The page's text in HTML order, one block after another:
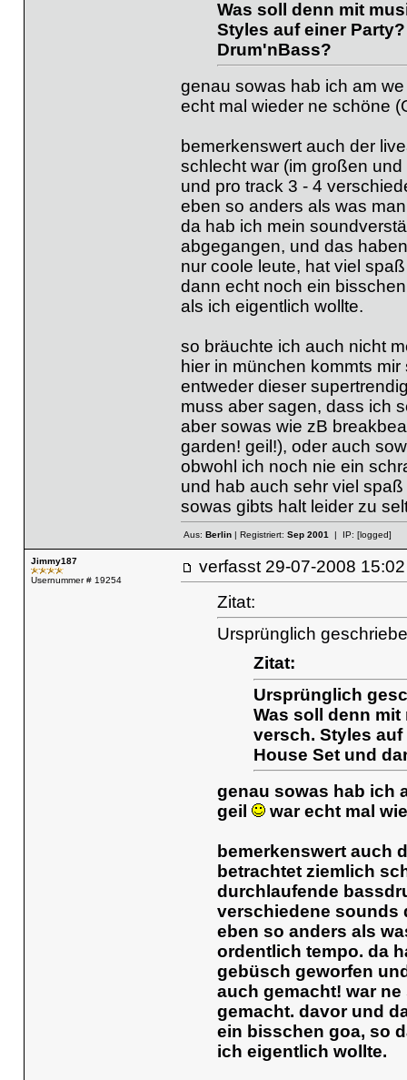
Was soll denn mit
Styles auf einer
Drum'nBass?
genau sowas hab ich am
echt mal wieder ne schöne
bemerkenswert auch der
schlecht war (im großen
und pro track 3 - 4
eben so anders als was
da hab ich mein
abgegangen, und das
nur coole leute, hat viel
dann echt noch ein
als ich eigentlich wollte.
so bräuchte ich auch nicht
hier in münchen kommts
entweder dieser
muss aber sagen, dass ich
aber sowas wie zB
garden! geil!), oder auch
obwohl ich noch nie ein
und hab auch sehr viel
sowas gibts halt leider zu
Aus: Berlin| Registriert: Sep 2001| IP: [logged]
Jimmy187
Usernummer # 19254
verfasst 29-07-2008
Zitat:
Ursprünglich
Zitat:
Ursprünglich
Was soll denn
versch. Styles
House Set und
genau sowas hab ich
geil
war echt mal
bemerkenswert auch
betrachtet ziemlich
durchlaufende
verschiedene sounds
eben so anders als
ordentlich tempo. da
gebüsch geworfen
auch gemacht! war
gemacht. davor und
ein bisschen goa, so
ich eigentlich wollte.